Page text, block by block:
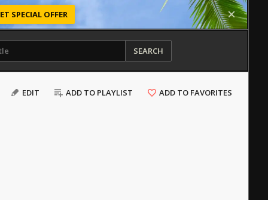
SPECIAL OFFER
SEARCH
EDIT ADD TO PLAYLIST ADD TO FAVORITES